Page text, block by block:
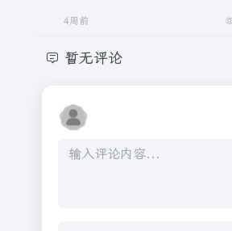
4周前
暂无评论